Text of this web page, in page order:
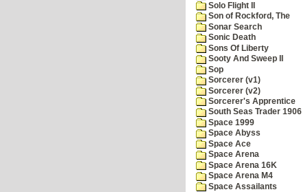
Solo Flight II
Son of Rockford, The
Sonar Search
Sonic Death
Sons Of Liberty
Sooty And Sweep II
Sop
Sorcerer (v1)
Sorcerer (v2)
Sorcerer's Apprentice
South Seas Trader 1906
Space 1999
Space Abyss
Space Ace
Space Arena
Space Arena 16K
Space Arena M4
Space Assailants